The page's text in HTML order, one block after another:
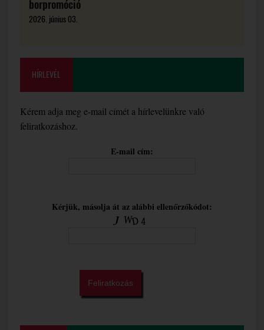
borpromóció
2026. június 03.
HÍRLEVÉL
Kérem adja meg e-mail címét a hírlevelünkre való
feliratkozáshoz.
E-mail cím:
Kérjük, másolja át az alábbi ellenőrzőkódot: